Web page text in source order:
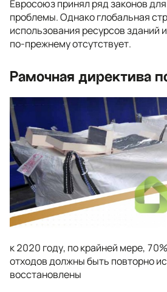
Евросоюз принял ряд законов
проблемы. Однако глобальная
использования ресурсов зданий
по-прежнему отсутствует.
Рамочная директива
к 2020 году, по крайней мере,
отходов должны быть повторно
восстановлены